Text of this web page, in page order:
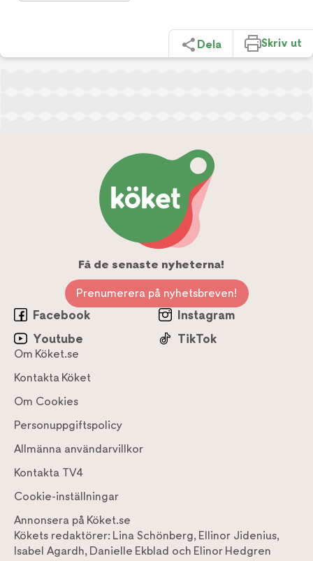
Dela Skriv ut
Få de senaste nyheterna!
Prenumerera på nyhetsbreven!
Facebook
Instagram
Youtube
TikTok
Om Köket.se
Kontakta Köket
Om Cookies
Personuppgiftspolicy
Allmänna användarvillkor
Kontakta TV4
Cookie-inställningar
Annonsera på Köket.se
Kökets redaktörer: Lina Schönberg, Ellinor Jidenius,
Isabel Agardh, Danielle Ekblad och Elinor Hedgren